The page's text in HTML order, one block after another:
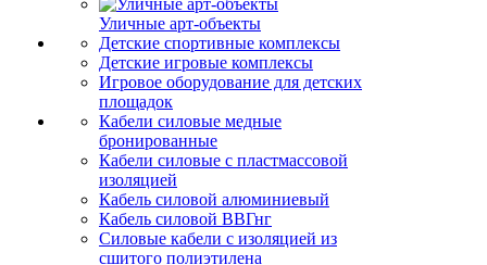
Уличные арт-объекты
Детские спортивные комплексы
Детские игровые комплексы
Игровое оборудование для детских
площадок
Кабели силовые медные
бронированные
Кабели силовые с пластмассовой
изоляцией
Кабель силовой алюминиевый
Кабель силовой ВВГнг
Силовые кабели с изоляцией из
сшитого полиэтилена